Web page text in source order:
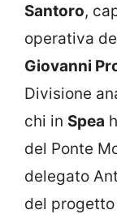
Santoro,
operativa
Giovanni
Divisione
chi in Spea
del Ponte
delegato
del